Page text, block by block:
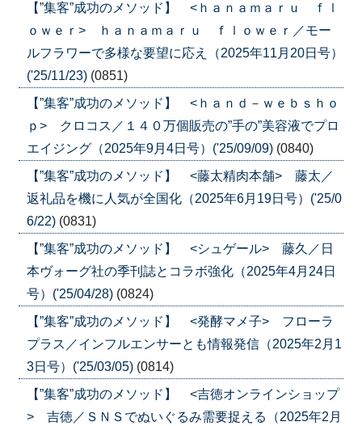
【”集客”成功のメソッド】 <ｈａｎａｍａｒｕ ｆｌ
ｏｗｅｒ> ｈａｎａｍａｒｕ ｆｌｏｗｅｒ／モー
ルフラワーで多様な要望に応え（2025年11月20日号）
('25/11/23) (0851)
【”集客”成功のメソッド】 <ｈａｎｄ－ｗｅｂｓｈｏ
ｐ> クロコス／１４０万個販売の”手の”美容液でプロ
エイジング（2025年9月4日号）('25/09/09) (0840)
【”集客”成功のメソッド】 <藤太精肉本舗> 藤太／
返礼品を機に人気が全国化（2025年6月19日号）('25/0
6/22) (0831)
【”集客”成功のメソッド】 <シュゲール> 藤久／日
本ヴォーグ社の季刊誌とコラボ強化（2025年4月24日
号）('25/04/28) (0824)
【”集客”成功のメソッド】 <発酵マメ子> フローラ
プラス／インフルエンサーとも情報発信（2025年2月1
3日号）('25/03/05) (0814)
【”集客”成功のメソッド】 <吉徳オンラインショップ
> 吉徳／ＳＮＳでぬいぐるみ需要捉える（2025年2月